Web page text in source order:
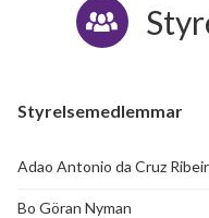
Styrelsemedlemmar
Adao Antonio da Cruz
Bo Göran Nyman